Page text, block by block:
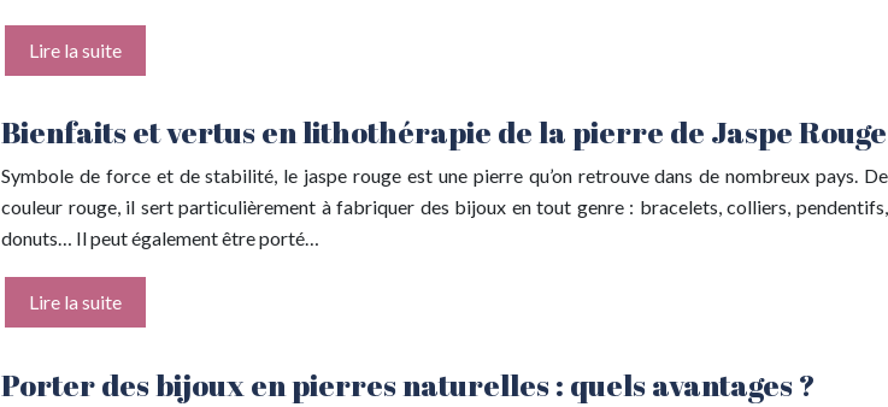
Lire la suite
Bienfaits et vertus en lithothérapie de la pierre de Jaspe Rouge
Symbole de force et de stabilité, le jaspe rouge est une pierre qu’on retrouve dans de nombreux pays. De
couleur rouge, il sert particulièrement à fabriquer des bijoux en tout genre : bracelets, colliers, pendentifs,
donuts… Il peut également être porté…
Lire la suite
Porter des bijoux en pierres naturelles : quels avantages ?